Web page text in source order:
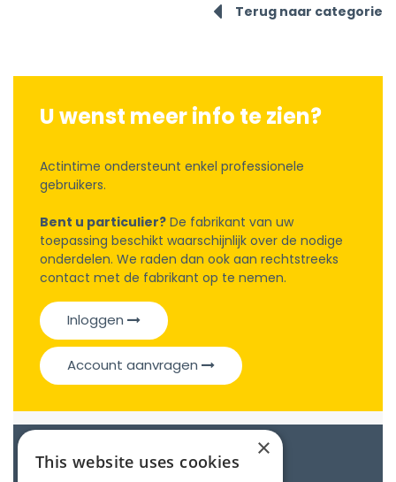
Terug naar categorie
U wenst meer info te zien?
Actintime ondersteunt enkel professionele
gebruikers.
Bent u particulier? De fabrikant van uw
toepassing beschikt waarschijnlijk over de nodige
onderdelen. We raden dan ook aan rechtstreeks
contact met de fabrikant op te nemen.
Inloggen
Account aanvragen
Catalogue
×
This website uses cookies